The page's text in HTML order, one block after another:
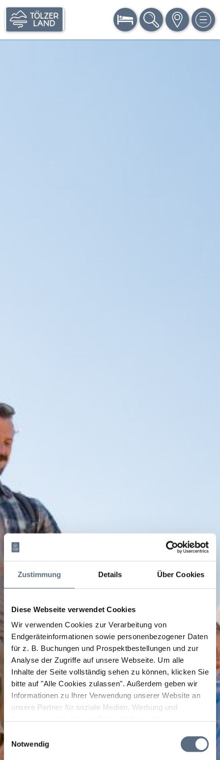
Zustimmung Details Über Cookies
Diese Webseite verwendet Cookies
Wir verwenden Cookies zur Verarbeitung von
Endgeräteinformationen sowie personenbezogener Daten
für z. B. Buchungen und Prospektbestellungen und zur
Analyse der Zugriffe auf unsere Webseite. Um alle
Inhalte der Seite vollständig sehen zu können, klicken Sie
bitte auf "Alle Cookies zulassen". Außerdem geben wir
Informationen zu Ihrer Verwendung unserer Website an
unsere Partner für soziale Medien, Werbung und
zusammen, die Sie ihnen bereitgestellt haben oder die
sie im Rahmen Ihrer Nutzung der Dienste gesammelt
Einwilligungsauswahl
Notwendig
BUCHEN SUCHE KARTE MENÜ